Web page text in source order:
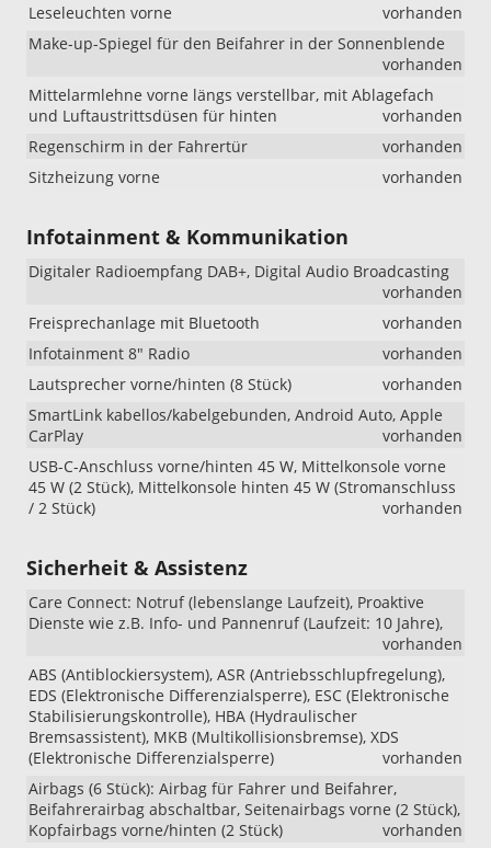
Leseleuchten vorne
vorhanden
Make-up-Spiegel für den Beifahrer in der Sonnenblende
vorhanden
Mittelarmlehne vorne längs verstellbar, mit Ablagefach
und Luftaustrittsdüsen für hinten
vorhanden
Regenschirm in der Fahrertür
vorhanden
Sitzheizung vorne
vorhanden
Infotainment & Kommunikation
Digitaler Radioempfang DAB+, Digital Audio Broadcasting
vorhanden
Freisprechanlage mit Bluetooth
vorhanden
Infotainment 8" Radio
vorhanden
Lautsprecher vorne/hinten (8 Stück)
vorhanden
SmartLink kabellos/kabelgebunden, Android Auto, Apple
CarPlay
vorhanden
USB-C-Anschluss vorne/hinten 45 W, Mittelkonsole vorne
45 W (2 Stück), Mittelkonsole hinten 45 W (Stromanschluss
/ 2 Stück)
vorhanden
Sicherheit & Assistenz
Care Connect: Notruf (lebenslange Laufzeit), Proaktive
Dienste wie z.B. Info- und Pannenruf (Laufzeit: 10 Jahre),
vorhanden
ABS (Antiblockiersystem), ASR (Antriebsschlupfregelung),
EDS (Elektronische Differenzialsperre), ESC (Elektronische
Stabilisierungskontrolle), HBA (Hydraulischer
Bremsassistent), MKB (Multikollisionsbremse), XDS
(Elektronische Differenzialsperre)
vorhanden
Airbags (6 Stück): Airbag für Fahrer und Beifahrer,
Beifahrerairbag abschaltbar, Seitenairbags vorne (2 Stück),
Kopfairbags vorne/hinten (2 Stück)
vorhanden